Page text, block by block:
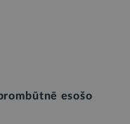
esošo